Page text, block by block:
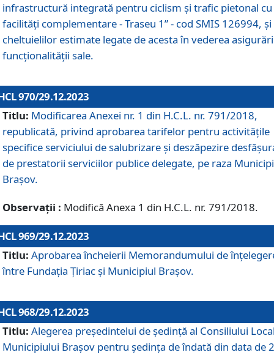
infrastructură integrată pentru ciclism şi trafic pietonal cu
facilităţi complementare - Traseu 1” - cod SMIS 126994, și
cheltuielilor estimate legate de acesta în vederea
funcționalității sale.
970/29.12.2023
Titlu: Modificarea Anexei nr. 1 din H.C.L. nr. 791/2018,
republicată, privind aprobarea tarifelor pentru activitățile
specifice serviciului de salubrizare și deszăpezire
de prestatorii serviciilor publice delegate, pe raza
Brașov.
Observații : Modifică Anexa 1 din H.C.L. nr. 791/2018.
969/29.12.2023
Titlu: Aprobarea încheierii Memorandumului de
între Fundația Țiriac și Municipiul Brașov.
968/29.12.2023
Titlu: Alegerea preşedintelui de şedinţă al Consiliului
Municipiului Braşov pentru ședința de îndată din data de